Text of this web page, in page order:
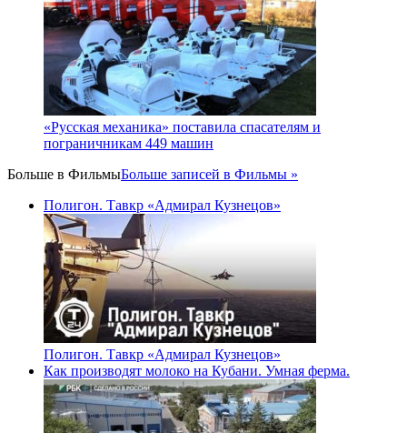
«Русская механика» поставила спасателям и
пограничникам 449 машин
Больше в ФильмыБольше записей в Фильмы »
Полигон. Тавкр «Адмирал Кузнецов»
Полигон. Тавкр «Адмирал Кузнецов»
Как производят молоко на Кубани. Умная ферма.